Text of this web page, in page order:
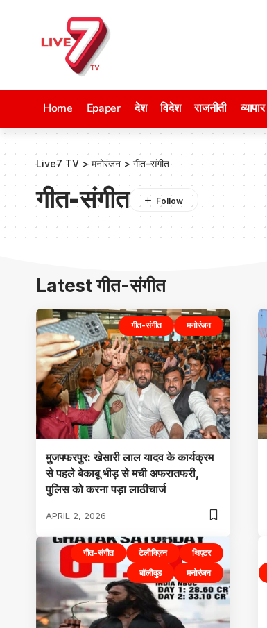
Home Epaper देश विदेश राजनीती व्यापार
Live7 TV > मनोरंजन > गीत-संगीत
गीत-संगीत
Latest गीत-संगीत
गीत-संगीत मनोरंजन
मुजफ्फरपुर: खेसारी लाल यादव के कार्यक्रम
से पहले बेकाबू भीड़ से मची अफरातफरी,
पुलिस को करना पड़ा लाठीचार्ज
APRIL 2, 2026
गीत-संगीत टेलीविज़न
थिएटर
बॉलीवुड
मनोरंजन